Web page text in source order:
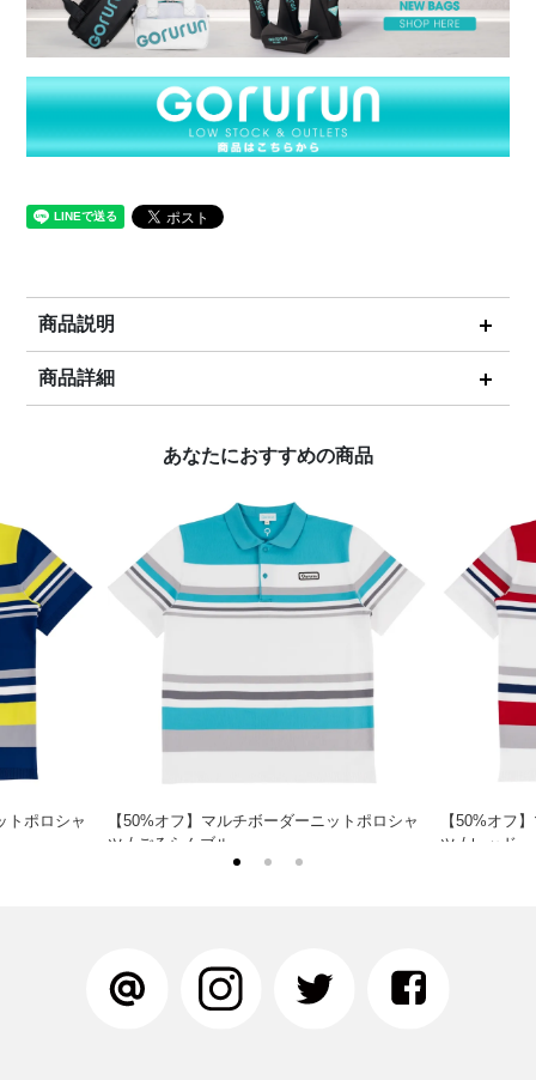
商品説明
商品詳細
あなたにおすすめの商品
【50%オフ】マルチボーダーニットポロシャ
ツ / ごるらんブルー
【50%オフ
ツ / レッド
トポロシャ